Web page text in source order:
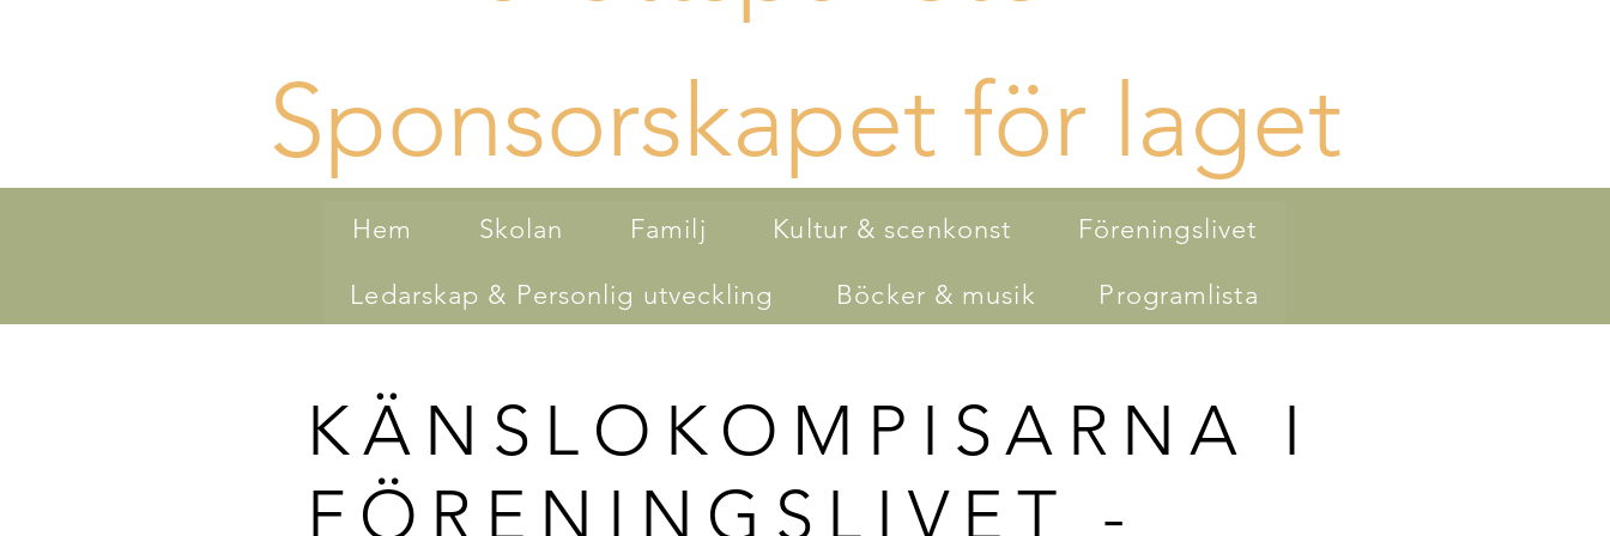
Sponsorskapet för laget
Hem Skolan Familj Kultur & scenkonst Föreningslivet
Ledarskap & Personlig utveckling Böcker & musik Programlista
KÄNSLOKOMPISARNA I
FÖRENINGSLIVET -